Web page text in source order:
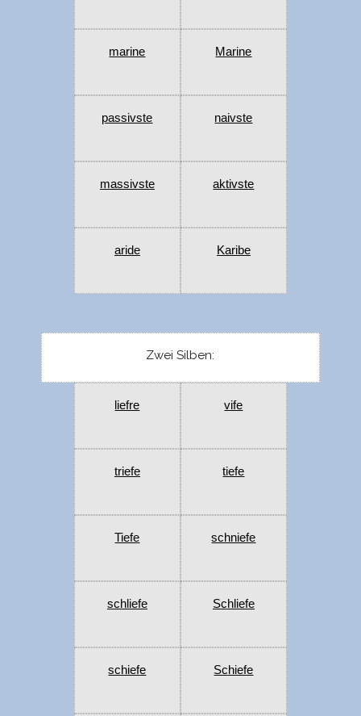
marine Marine
passivste naivste
massivste aktivste
aride Karibe
Zwei Silben:
liefre vife
triefe tiefe
Tiefe schniefe
schliefe Schliefe
schiefe Schiefe